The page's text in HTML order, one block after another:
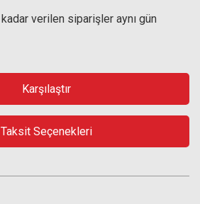
kadar verilen siparişler aynı gün
Karşılaştır
Taksit Seçenekleri